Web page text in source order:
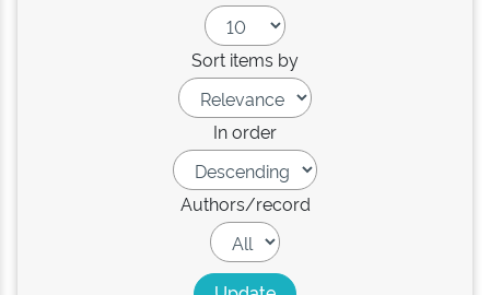
Sort items by
In order
Authors/record